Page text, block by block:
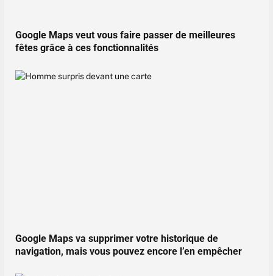
Google Maps veut vous faire passer de meilleures
fêtes grâce à ces fonctionnalités
Google Maps va supprimer votre historique de
navigation, mais vous pouvez encore l’en empêcher